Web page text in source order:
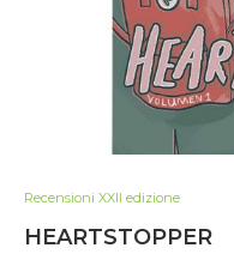
Recensioni XXII edizione
HEARTSTOPPER